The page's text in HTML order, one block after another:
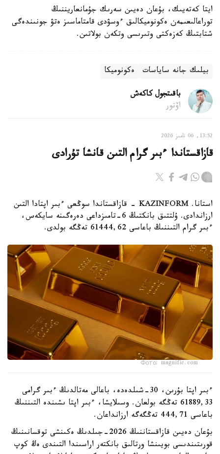
ايتا كەتەيىك، بۇعان دەيىن سەرىك جۇمانعاريننىڭ
توراعالىعىمەن ەكونوميكالىق ءوسۋدى قامتاماسىز ەتۋ جونىندەگى
شتابتىڭ كەزەكتى وتىرىسى وتكەن بولاتىن.
بيلىك جانە ساياسات ەكونوميكا
باقىتجول كاكەش
اۆتور
13:52, 06 تامىز 2026
قازاقستاندا ءبىر گرام التىن قانشا تۇرادى
استانا. KAZINFORM - قازاقستاندا سوڭعى ءبىر اپتادا التىن
ارزاندادى. ۇلتتىق بانكتىڭ 6-تامىزداعى دەرەگىنە سايكەس،
ءبىر گرام التىننىڭ باعاسى 61444,62 تەڭگە بولدى.
Фото: magnific.com
ءبىر اپتا بۇرىن، 30-شىلدەدە، باعالى مەتالدىڭ ءبىر گرامى
61889,33 تەڭگە بولعان. وسىلايشا، ءبىر اپتا ىشىندە التىننىڭ
باعاسى 444,71 تەڭگەگە ارزانداعان.
بۇعان دەيىن قازاقستاننىڭ 2026-جىلدىڭ ەكىنشى توقسانىنىڭ
قورىتىندىسى بويىنشا ورتالىق بانكتەر اراسىندا التىندى ەڭ كوپ